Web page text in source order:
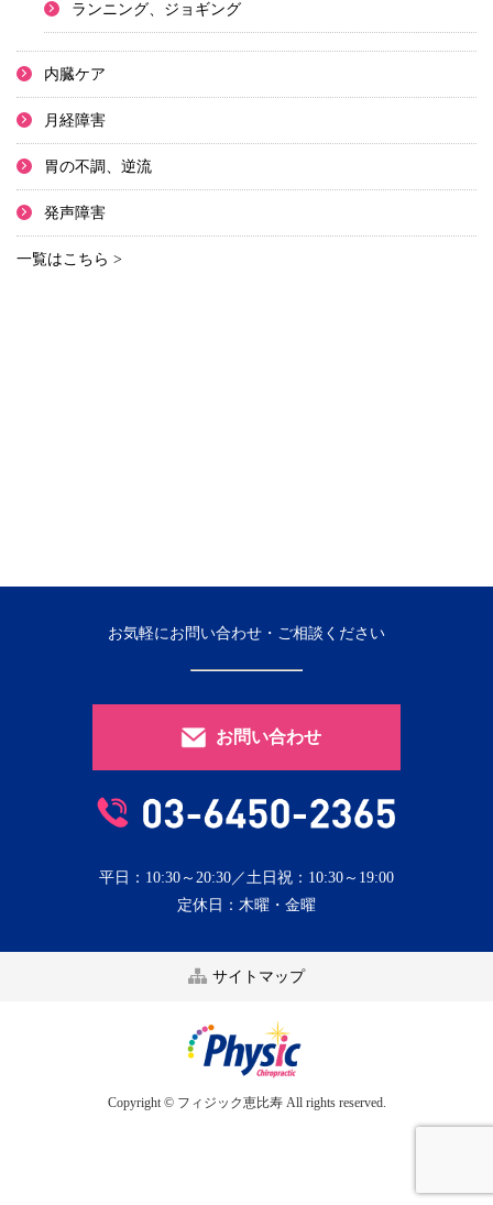
ランニング、ジョギング
内臓ケア
月経障害
胃の不調、逆流
発声障害
一覧はこちら >
お気軽にお問い合わせ・ご相談ください
お問い合わせ
平日：10:30～20:30／土日祝：10:30～19:00
定休日：木曜・金曜
サイトマップ
Copyright © フィジック恵比寿 All rights reserved.